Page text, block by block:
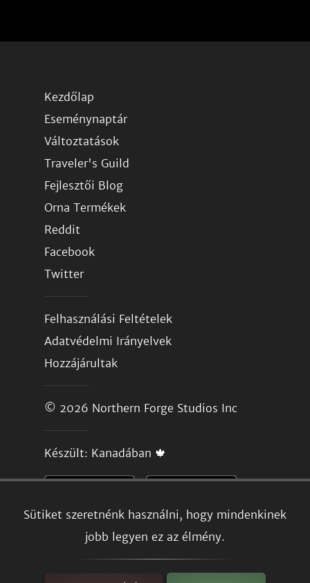
Sütiket szeretnénk használni, hogy mindenkinek
jobb legyen ez az élmény.
Kezdőlap
Eseménynaptár
Változtatások
Traveler's Guild
Fejlesztői Blog
Orna Termékek
Reddit
Facebook
Twitter
Felhasználási Feltételek
Adatvédelmi Irányelvek
Hozzájárultak
© 2026 Northern Forge Studios Inc
Készült: Kanadában 🍁